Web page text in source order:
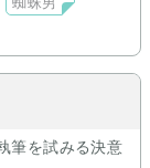
蜘蛛男
筆を試みる決意